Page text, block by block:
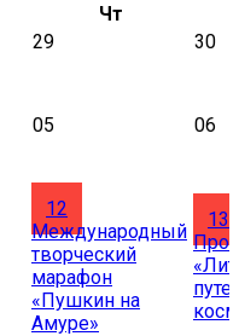
Чт
29
30
05 06
12
Международный
творческий
марафон
«Пушкин на
Амуре»
13